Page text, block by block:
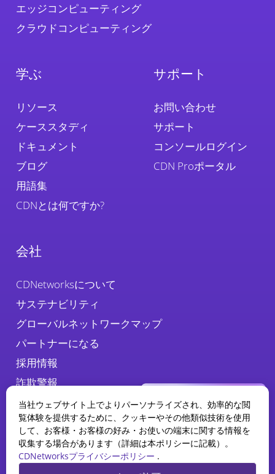
エッジコンピューティング
クラウドコンピューティング
学ぶ
リソース
ケーススタディ
ドキュメント
ブログ
用語集
CDNとは何ですか?
サポート
お問い合わせ
サポート
コンソールログイン
CDN Proポータル
会社
CDNetworksについて
サステナビリティ
グローバルネットワークマップ
パートナーになる
採用情報
詐欺警報
当社ウェブサイト上でよりパーソナライズされ、効率的な閲
覧体験を提供するために、クッキーやその他類似技術を使用
して、お客様・お客様の好み・お使いの端末に関する情報を
収集する場合があります（詳細は本ポリシーに記載）。
CDNetworksプライバシーポリシー .
WAAPレポート